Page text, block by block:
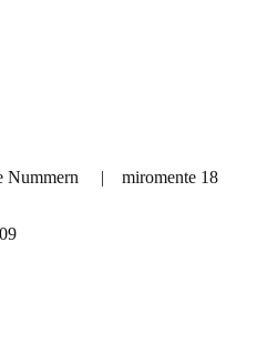
Nummern | miromente 18